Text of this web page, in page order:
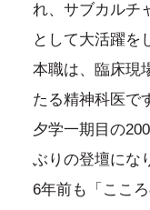
れ、サブカルチ
として大活躍を
本職は、臨床現
たる精神科医で
夕学一期目の
ぶりの登壇にな
6年前も「ここ